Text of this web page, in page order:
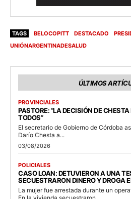
TAGS BELOCOPITT DESTACADO
UNIÓNARGENTINADESALUD
ÚLTIMOS
PROVINCIALES
PASTORE: “LA DECISIÓN DE
TODOS”
El secretario de Gobierno de Córdoba
Darío Chesta a...
03/08/2026
POLICIALES
CASO LOAN: DETUVIERON A UNA
SECUESTRARON DINERO Y DROGA
La mujer fue arrestada durante un